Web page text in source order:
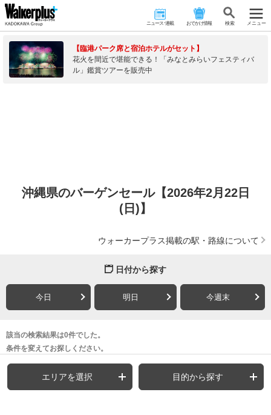
ニュース･連載 おでかけ情報 検 索 メニュー
【臨港パーク席と宿泊ホテルがセット】
花火を間近で堪能できる！「みなとみらいフェスティバ
ル」鑑賞ツアーを販売中
沖縄県のバーゲンセール【2026年2月22日
(日)】
ウォーカープラス掲載の駅・路線について
日付から探す
今日 明日 今週末
該当の検索結果は0件でした。
条件を変えてお探しください。
エリアを選択 目的から探す